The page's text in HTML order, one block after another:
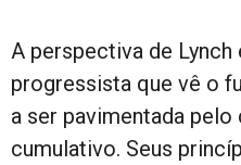
A perspectiva de
progressista que vê o
a ser pavimentada
cumulativo. Seus